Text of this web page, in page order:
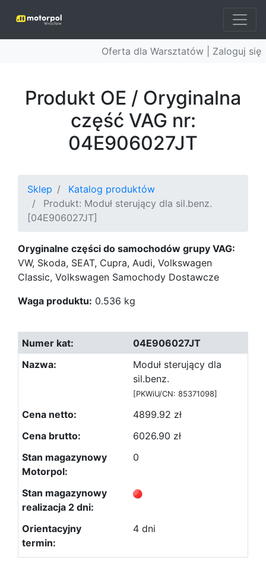
Oferta dla Warsztatów | Zaloguj się
Produkt OE / Oryginalna
część VAG nr:
04E906027JT
Sklep
Katalog produktów
Produkt: Moduł sterujący dla sil.benz.
[04E906027JT]
Oryginalne części do samochodów grupy VAG:
VW, Skoda, SEAT, Cupra, Audi, Volkswagen
Classic, Volkswagen Samochody Dostawcze
Waga produktu: 0.536 kg
04E906027JT
Moduł sterujący dla
sil.benz.
[PKWiU/CN: 85371098]
4899.92 zł
6026.90 zł
0
4 dni